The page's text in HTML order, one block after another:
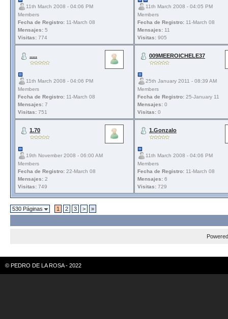
11th March 2008 - 04:06 PM
Members
Fecha de Registro: 11-March 08
Mensajes: 5
Visitas: 774
11th March 2008 - 04:05 PM
Members
Fecha de Registro: 11-March 08
Mensajes: 11
Visitas: 905
.....
11th March 2008 - 04:06 PM
Members
Fecha de Registro: 11-March 08
Mensajes: 7
Visitas: 751
009MEEROICHELE37
25th January 2011 - 08:39 AM
Members
Fecha de Registro: 25-January 11
Mensajes: 0
Visitas: 0
1.70
19th November 2008 - 06:00 AM
Members
Fecha de Registro: 22-March 08
Mensajes: 2
Visitas: 749
1.Gonzalo
11th March 2008 - 04:06 PM
Members
Fecha de Registro: 11-March 08
Mensajes: 6
Visitas: 729
530 Páginas 1 2 3 > »
© PEDRO DE LA ROSA - 2022